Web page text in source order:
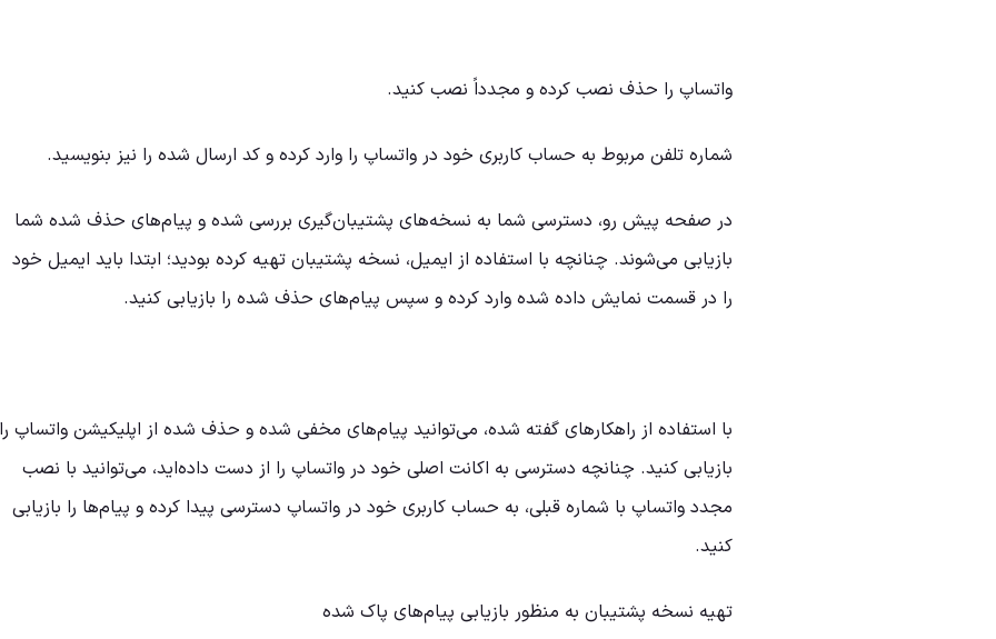
واتساپ را حذف نصب کرده و مجدداً نصب کنید.
شماره تلفن مربوط به حساب کاربری خود در واتساپ را وارد کرده و کد ارسال شده را نیز بنویسید.
در صفحه پیش رو، دسترسی شما به نسخه‌های پشتیبان‌گیری بررسی شده و پیام‌های حذف شده شما
بازیابی می‌شوند. چنانچه با استفاده از ایمیل، نسخه پشتیبان تهیه کرده بودید؛ ابتدا باید ایمیل خود
را در قسمت نمایش داده شده وارد کرده و سپس پیام‌های حذف شده را بازیابی کنید.
با استفاده از راهکارهای گفته شده، می‌توانید پیام‌های مخفی شده و حذف شده از اپلیکیشن واتساپ را
بازیابی کنید. چنانچه دسترسی به اکانت اصلی خود در واتساپ را از دست داده‌اید، می‌توانید با نصب
مجدد واتساپ با شماره قبلی، به حساب کاربری خود در واتساپ دسترسی پیدا کرده و پیام‌ها را بازیابی
کنید.
تهیه نسخه پشتیبان به منظور بازیابی پیام‌های پاک شده